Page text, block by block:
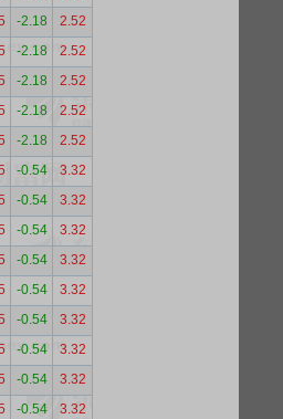
-2.18
2.52
-2.18
2.52
-2.18
2.52
-2.18
2.52
-2.18
2.52
-0.54
3.32
-0.54
3.32
-0.54
3.32
-0.54
3.32
-0.54
3.32
-0.54
3.32
-0.54
3.32
-0.54
3.32
-0.54 3.32